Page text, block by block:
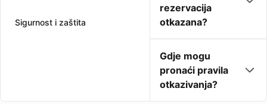
Sigurnost i zaštita
rezervacija
otkazana?
Gdje mogu
pronaći pravila
otkazivanja?